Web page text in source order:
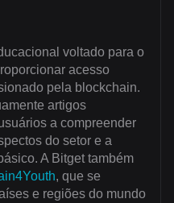
voltado para o
acesso
pela blockchain.
artigos
a compreender
do setor e a
A Bitget também
, que se
e regiões do mundo